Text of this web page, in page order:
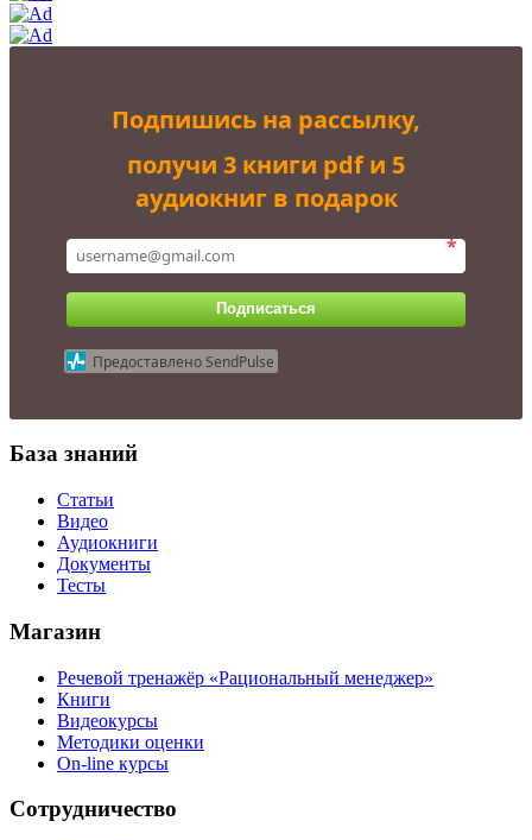
Подпишись на рассылку,
получи 3 книги pdf и 5
аудиокниг в подарок
*
Подписаться
Предоставлено SendPulse
База знаний
Статьи
Видео
Аудиокниги
Документы
Тесты
Магазин
Речевой тренажёр «Рациональный менеджер»
Книги
Видеокурсы
Методики оценки
On-line курсы
Сотрудничество